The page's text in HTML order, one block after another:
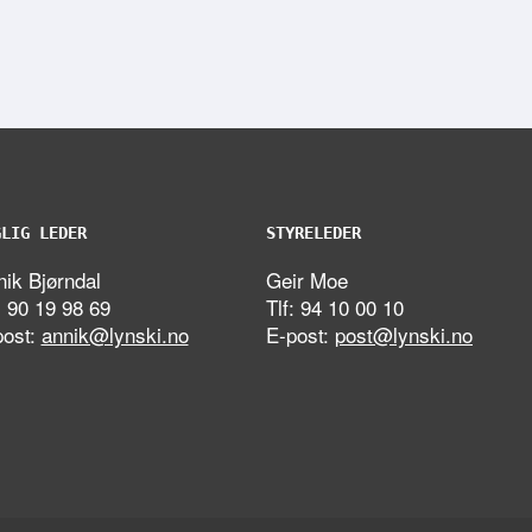
LEDER
Bjørndal
19 98 69
annik@lynski.no
STYRELEDER
Geir Moe
Tlf: 94 10 00 10
E-post: post@lynski.no